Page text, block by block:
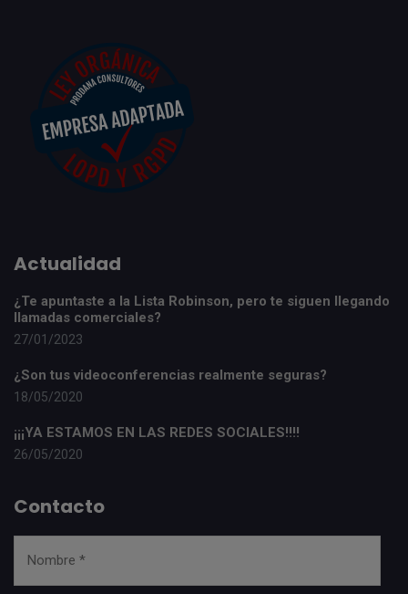
Actualidad
¿Te apuntaste a la Lista Robinson, pero te siguen llegando
llamadas comerciales?
27/01/2023
¿Son tus videoconferencias realmente seguras?
18/05/2020
¡¡¡YA ESTAMOS EN LAS REDES SOCIALES!!!!
26/05/2020
Contacto